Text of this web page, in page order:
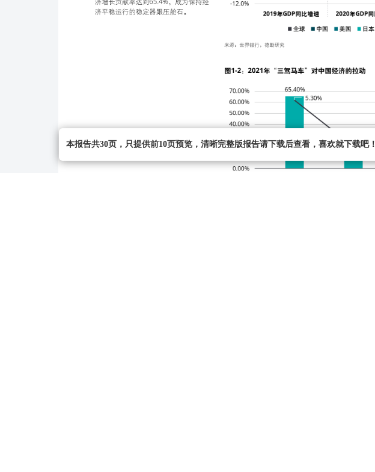
本报告共30页，只提供前10页预览，清晰完整版报告请下载后查看，喜欢就下载吧！